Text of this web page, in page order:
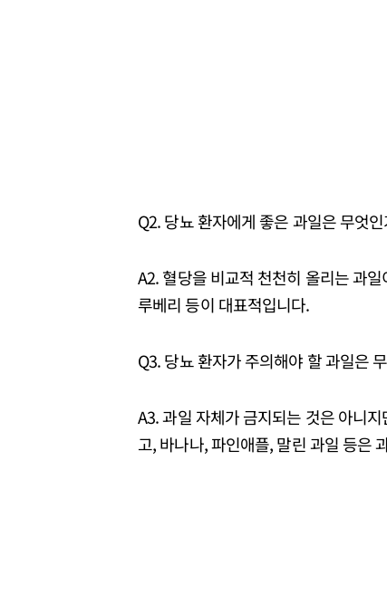
Q2. 당뇨 환자에게 좋은 과일은 무엇
A2. 혈당을 비교적 천천히 올리는 과
루베리 등이 대표적입니다.
Q3. 당뇨 환자가 주의해야 할 과일은
A3. 과일 자체가 금지되는 것은 아니
고, 바나나, 파인애플, 말린 과일 등은